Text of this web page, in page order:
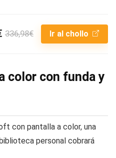
336,98€ Ir al chollo
color con funda y
con pantalla a color, una
personal cobrará